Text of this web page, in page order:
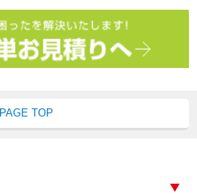
PAGE TOP